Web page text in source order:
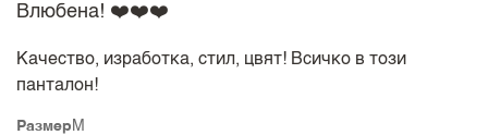
Размер M
Влюбена! ❤️❤️❤️
Качество, изработка, стил, цвят! Всичко в този
панталон!